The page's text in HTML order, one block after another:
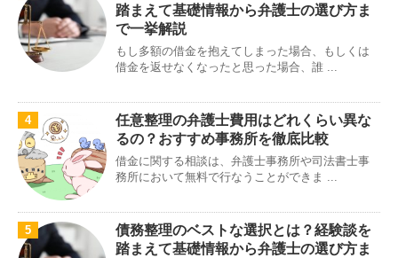
踏まえて基礎情報から弁護士の選び方ま
で一挙解説
もし多額の借金を抱えてしまった場合、もしくは
借金を返せなくなったと思った場合、誰 ...
4
任意整理の弁護士費用はどれくらい異な
るの？おすすめ事務所を徹底比較
借金に関する相談は、弁護士事務所や司法書士事
務所において無料で行なうことができま ...
5
債務整理のベストな選択とは？経験談を
踏まえて基礎情報から弁護士の選び方ま